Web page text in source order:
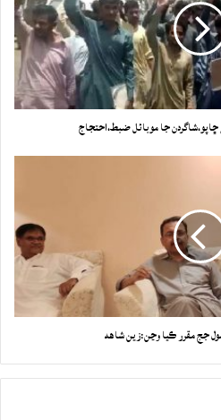
ڇاپو،شاگردن جا موبائل ضبط،احتجاج
جج مقرر ڪيا وڃن:زين شاهه